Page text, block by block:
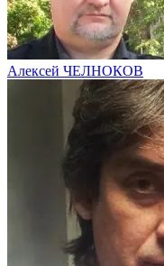
Алексей ЧЕЛНОКОВ